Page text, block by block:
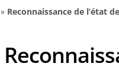
» Reconnaissance de l’état